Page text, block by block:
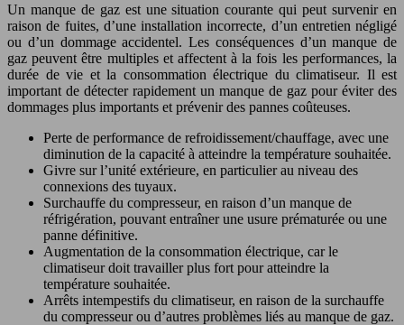
Un manque de gaz est une situation courante qui peut survenir en
raison de fuites, d’une installation incorrecte, d’un entretien négligé
ou d’un dommage accidentel. Les conséquences d’un manque de
gaz peuvent être multiples et affectent à la fois les performances, la
durée de vie et la consommation électrique du climatiseur. Il est
important de détecter rapidement un manque de gaz pour éviter des
dommages plus importants et prévenir des pannes coûteuses.
Perte de performance de refroidissement/chauffage, avec une
diminution de la capacité à atteindre la température souhaitée.
Givre sur l’unité extérieure, en particulier au niveau des
connexions des tuyaux.
Surchauffe du compresseur, en raison d’un manque de
réfrigération, pouvant entraîner une usure prématurée ou une
panne définitive.
Augmentation de la consommation électrique, car le
climatiseur doit travailler plus fort pour atteindre la
température souhaitée.
Arrêts intempestifs du climatiseur, en raison de la surchauffe
du compresseur ou d’autres problèmes liés au manque de gaz.